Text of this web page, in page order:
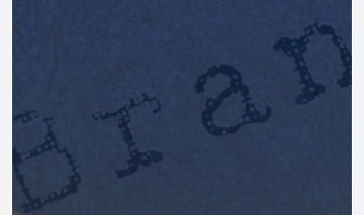
ข่าว
และ
กิจกรรม
เกี่ยว